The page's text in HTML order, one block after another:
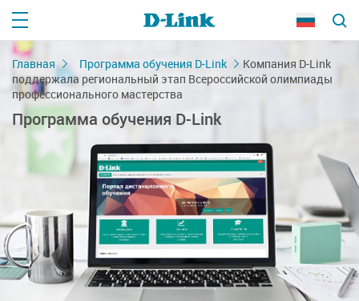
Главная Программа обучения D-Link
Компания D-Link
поддержала региональный этап Всероссийской олимпиады
профессионального мастерства
Программа обучения D-Link